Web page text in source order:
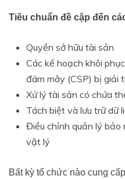
Tiêu chuẩn đề cập đến
Quyền sở hữu tài sản
Các kế hoạch khôi
đám mây (CSP) bị giải
Xử lý tài sản có chứa
Tách biệt và lưu trữ dữ
Điều chỉnh quản lý bảo
vật lý
Bất kỳ tổ chức nào cung